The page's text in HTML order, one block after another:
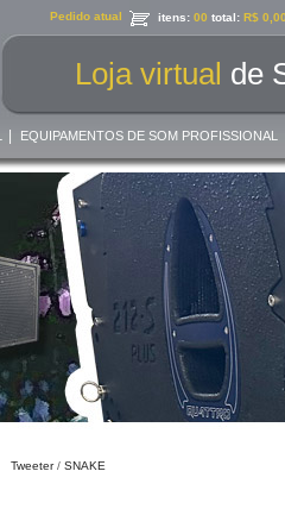
Pedido atual itens: 00 total: R$
Loja virtual de
| EQUIPAMENTOS DE SOM PROFISSIONAL
Tweeter/ SNAKE